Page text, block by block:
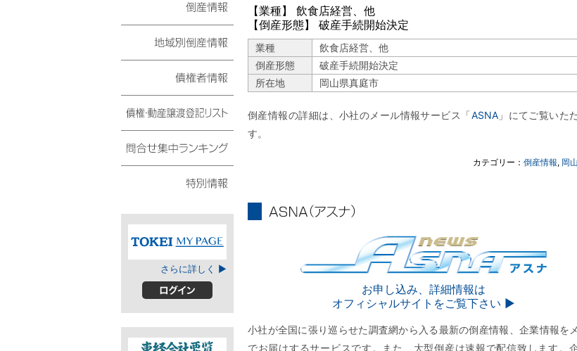
【業種】 飲食店経営、他
【倒産形態】 破産手続開始決定
業種
飲食店経営、他
倒産形態
破産手続開始決定
所在地
岡山県真庭市
倒産情報の詳細は、小社のメール情報サービス「ASNA」にてご覧いた
す。
カテゴリー： 倒産情報, 岡山
お申し込み、詳細情報は
オフィシャルサイトをご覧下さい ▶︎
小社が全国に張り巡らせた調査網から入る最新の倒産情報、企業情報を
でお届けするサービスです。また、大型倒産は速報で配信致します。
スト
TOKEIマイページ
さらに詳しく ▶